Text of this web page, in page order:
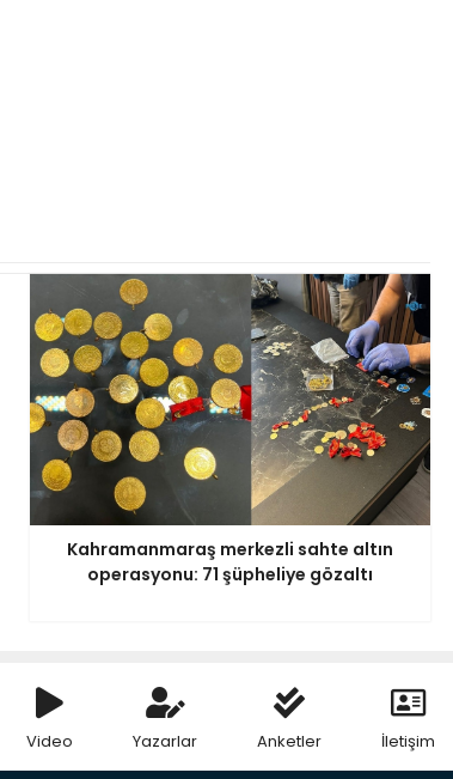
Kahramanmaraş merkezli sahte altın
operasyonu: 71 şüpheliye gözaltı
Video Yazarlar Anketler İletişim